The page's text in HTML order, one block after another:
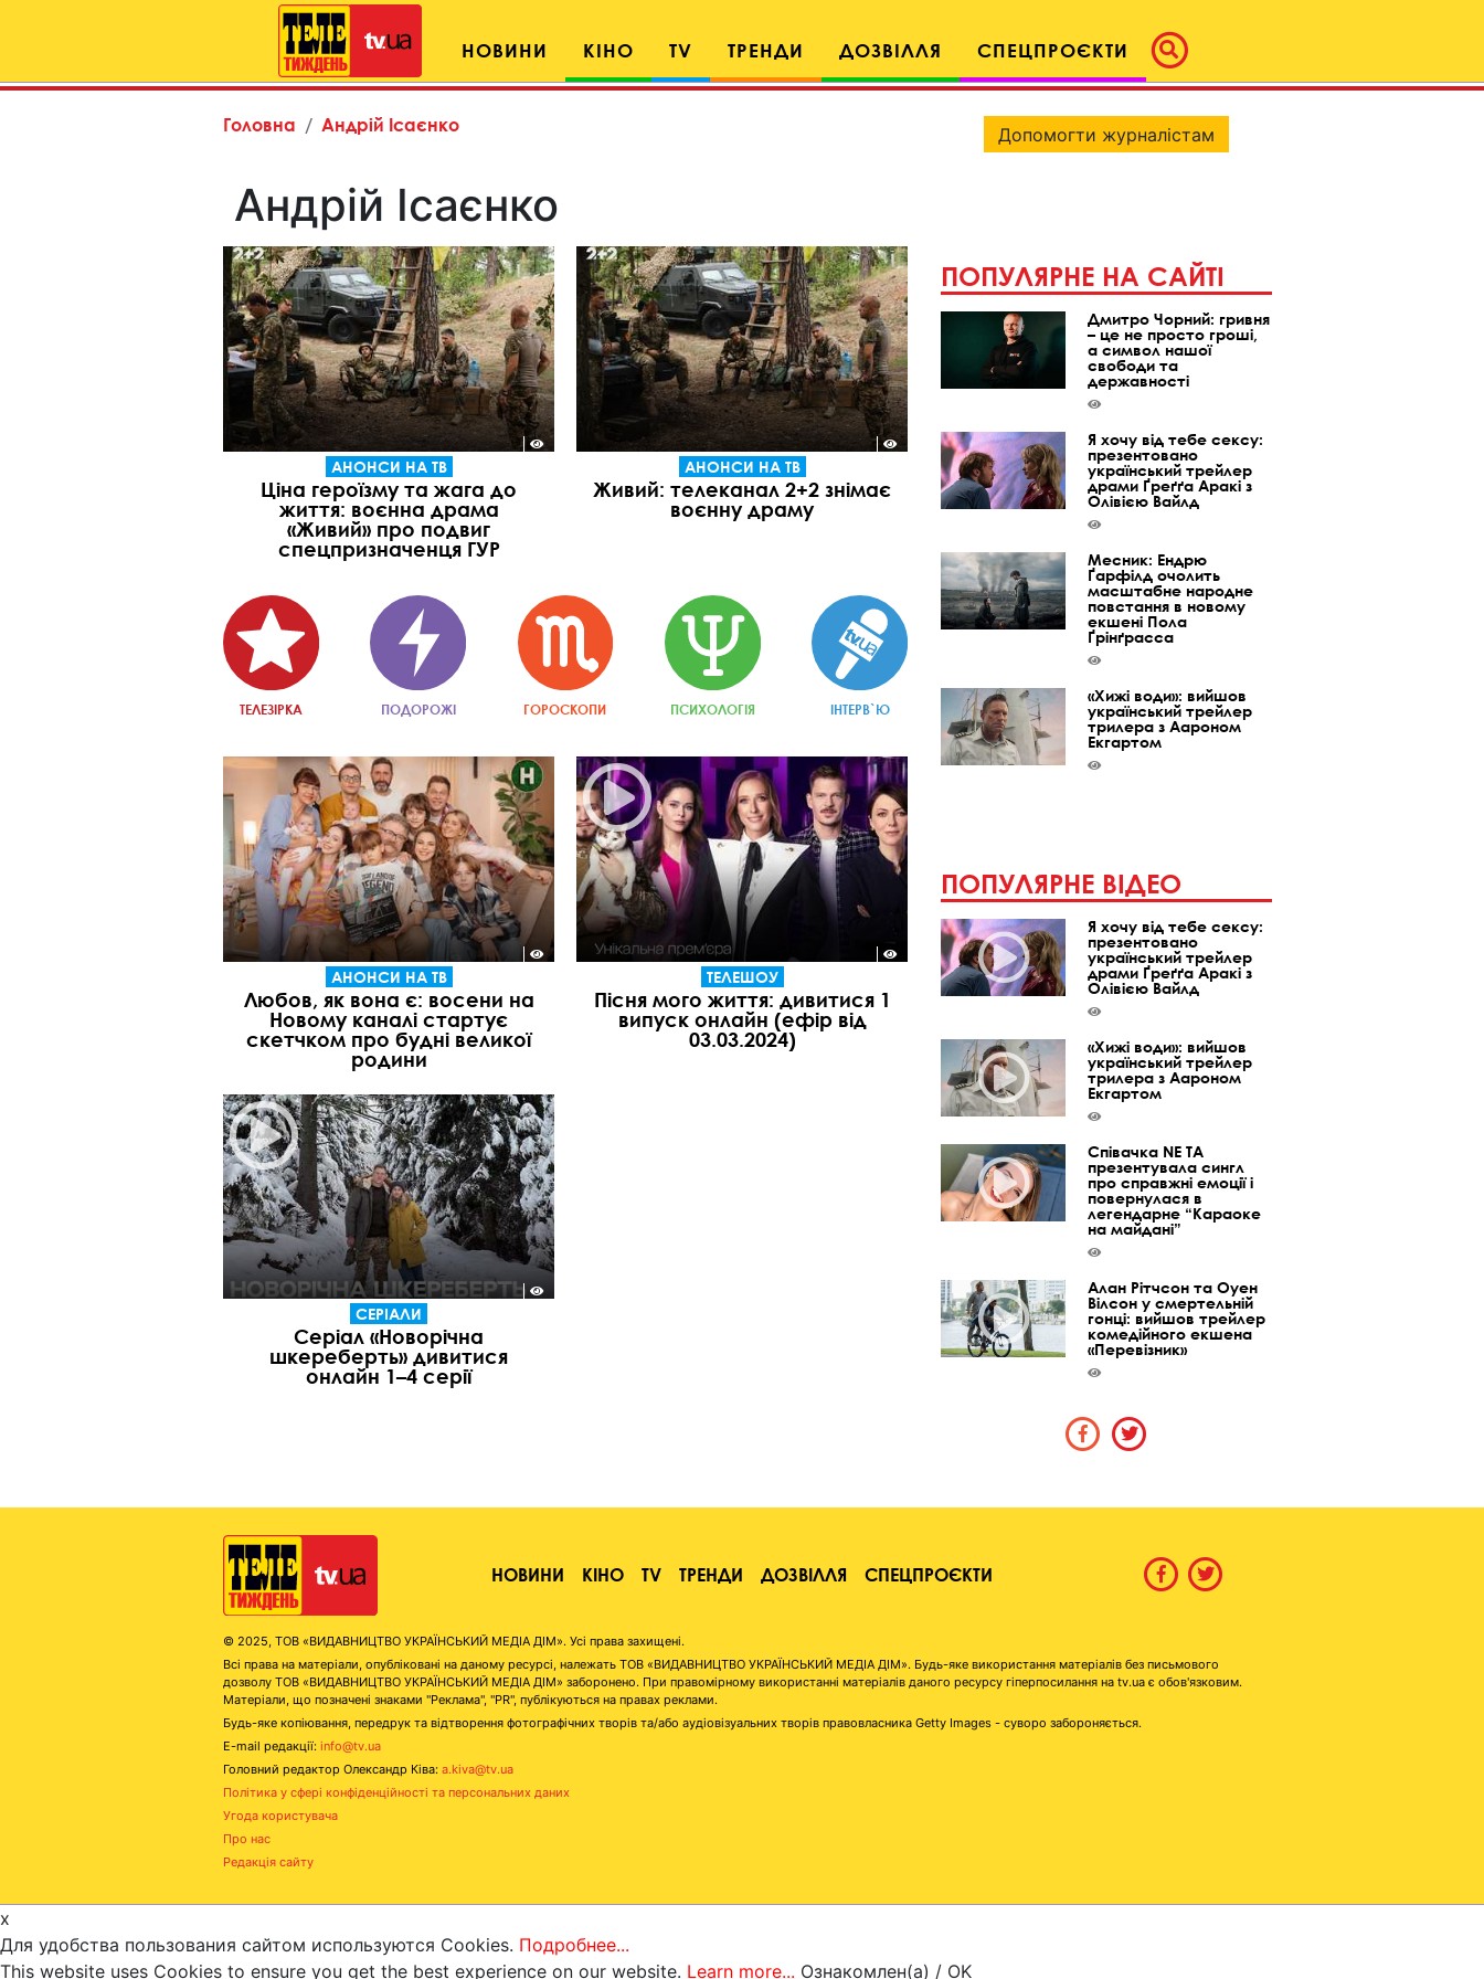
НОВИНИ КІНО TV ТРЕНДИ ДОЗВІЛЛЯ СПЕЦПРОЄКТИ
Головна Андрій Ісаєнко
Андрій Ісаєнко
АНОНСИ НА ТВ
Ціна героїзму та жага до
життя: воєнна драма
«Живий» про подвиг
спецпризначенця ГУР
АНОНСИ НА ТВ
Живий: телеканал 2+2 знімає
воєнну драму
ТЕЛЕЗІРКА ПОДОРОЖІ ГОРОСКОПИ ПСИХОЛОГІЯ ІНТЕРВ`Ю
АНОНСИ НА ТВ
Любов, як вона є: восени на
Новому каналі стартує
скетчком про будні великої
родини
ТЕЛЕШОУ
Пісня мого життя: дивитися 1
випуск онлайн (ефір від
03.03.2024)
СЕРІАЛИ
Серіал «Новорічна
шкереберть» дивитися
онлайн 1–4 серії
Допомогти журналістам
ПОПУЛЯРНЕ НА САЙТІ
Дмитро Чорний: гривня
– це не просто гроші,
а символ нашої
свободи та
державності
Я хочу від тебе сексу:
презентовано
український трейлер
драми Ґреґґа Аракі з
Олівією Вайлд
Месник: Ендрю
Ґарфілд очолить
масштабне народне
повстання в новому
екшені Пола
Ґрінґрасса
«Хижі води»: вийшов
український трейлер
трилера з Аароном
Екгартом
ПОПУЛЯРНЕ ВІДЕО
Я хочу від тебе сексу:
презентовано
український трейлер
драми Ґреґґа Аракі з
Олівією Вайлд
«Хижі води»: вийшов
український трейлер
трилера з Аароном
Екгартом
Співачка NE TA
презентувала сингл
про справжні емоції і
повернулася в
легендарне “Караоке
на майдані”
Алан Рітчсон та Оуен
Вілсон у смертельній
гонці: вийшов трейлер
комедійного екшена
«Перевізник»
НОВИНИ КІНО TV ТРЕНДИ ДОЗВІЛЛЯ СПЕЦПРОЄКТИ
© 2025, ТОВ «ВИДАВНИЦТВО УКРАЇНСЬКИЙ МЕДІА ДІМ». Усі права захищені.
Всі права на матеріали, опубліковані на даному ресурсі, належать ТОВ «ВИДАВНИЦТВО УКРАЇНСЬКИЙ МЕДІА ДІМ». Будь-яке використання матеріалів без письмового
дозволу ТОВ «ВИДАВНИЦТВО УКРАЇНСЬКИЙ МЕДІА ДІМ» заборонено. При правомірному використанні матеріалів даного ресурсу гіперпосилання на tv.ua є обов'язковим.
Матеріали, що позначені знаками "Реклама", "PR", публікуються на правах реклами.
Будь-яке копіювання, передрук та відтворення фотографічних творів та/або аудіовізуальних творів правовласника Getty Images - суворо забороняється.
E-mail редакції: info@tv.ua
Головний редактор Олександр Ківа: a.kiva@tv.ua
Політика у сфері конфіденційності та персональних даних
Угода користувача
Про нас
Редакція сайту
x
Для удобства пользования сайтом используются Cookies. Подробнее...
This website uses Cookies to ensure you get the best experience on our website. Learn more... Ознакомлен(а) / OK